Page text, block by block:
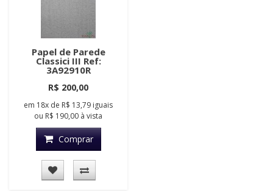
Papel de Parede
Classici III Ref:
3A92910R
R$ 200,00
em 18x de R$ 13,79 iguais
ou R$ 190,00 à vista
Comprar